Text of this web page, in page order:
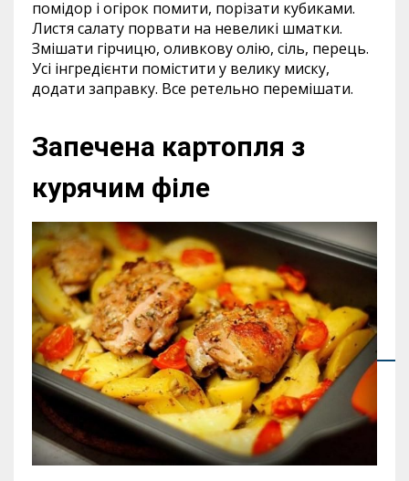
помідор і огірок помити, порізати кубиками.
Листя салату порвати на невеликі шматки.
Змішати гірчицю, оливкову олію, сіль, перець.
Усі інгредієнти помістити у велику миску,
додати заправку. Все ретельно перемішати.
Запечена картопля з
курячим філе